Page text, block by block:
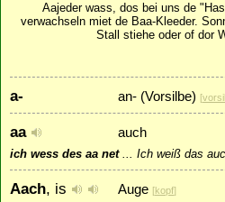
Aajeder wass, dos bei uns de
verwachseln miet de Baa-Kleeder.
Stall stiehe oder of dor
a- an- (Vorsilbe) [
aa auch
ich wess des aa net... Ich weiß das
Aach, is Auge [kopf]